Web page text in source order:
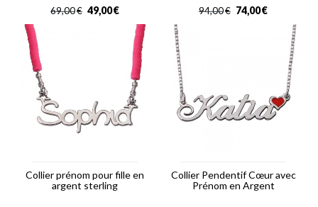
€
69,00 €
49,00 €
94,00 €
74,00
Collier prénom pour fille en
argent sterling
Collier Pendentif Cœur avec
Prénom en Argent